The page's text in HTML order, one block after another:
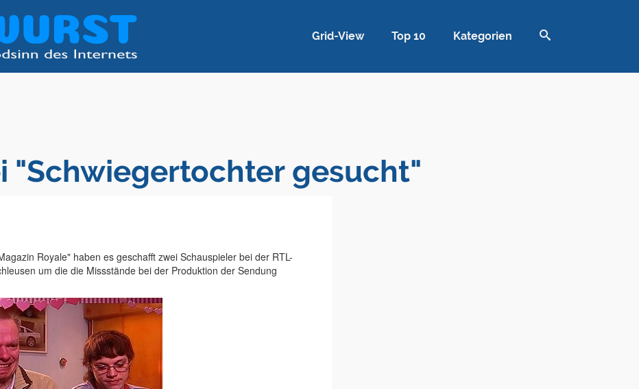
Grid-View Top 10 Kategorien
"Schwiegertochter gesucht"
Royale" haben es geschafft zwei Schauspieler bei der RTL-
um die die Missstände bei der Produktion der Sendung